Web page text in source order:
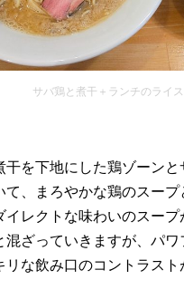
サバ鶏と煮干＋ランチのライス
干を下地にした鶏ゾーンと
て、まろやかな鶏のスープ
イレクトな味わいのスープ
混ざっていきますが、パワ
リな飲み口のコントラス